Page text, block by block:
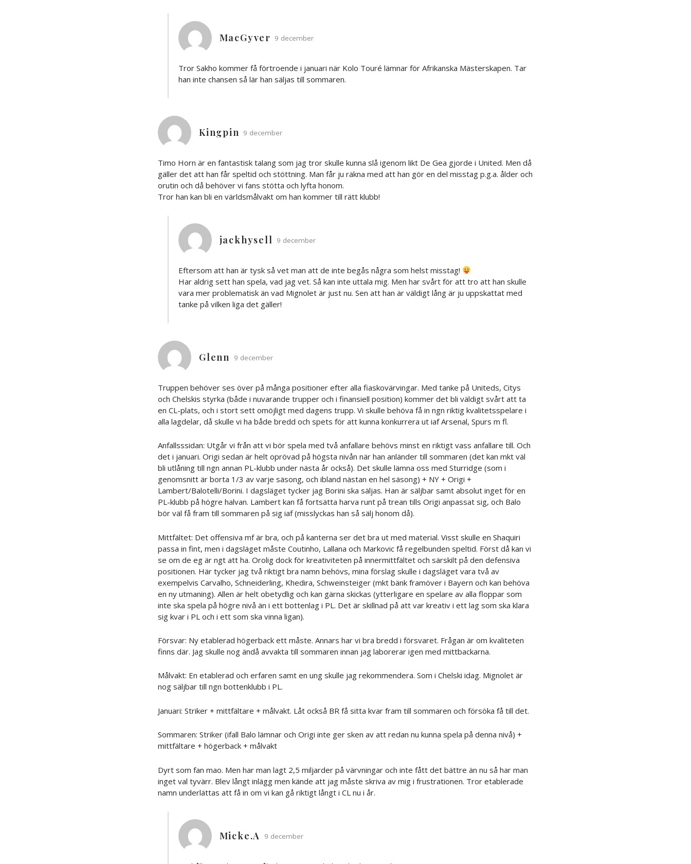
MacGyver 9 december
Tror Sakho kommer få förtroende i januari när Kolo Touré lämnar för Afrikanska Mästerskapen. Tar
han inte chansen så lär han säljas till sommaren.
Kingpin 9 december
Timo Horn är en fantastisk talang som jag tror skulle kunna slå igenom likt De Gea gjorde i United. Men då
gäller det att han får speltid och stöttning. Man får ju räkna med att han gör en del misstag p.g.a. ålder och
orutin och då behöver vi fans stötta och lyfta honom.
Tror han kan bli en världsmålvakt om han kommer till rätt klubb!
jackhysell 9 december
Eftersom att han är tysk så vet man att de inte begås några som helst misstag!
Har aldrig sett han spela, vad jag vet. Så kan inte uttala mig. Men har svårt för att tro att han skulle
vara mer problematisk än vad Mignolet är just nu. Sen att han är väldigt lång är ju uppskattat med
tanke på vilken liga det gäller!
Glenn 9 december
Truppen behöver ses över på många positioner efter alla fiaskovärvingar. Med tanke på Uniteds, Citys
och Chelskis styrka (både i nuvarande trupper och i finansiell position) kommer det bli väldigt svårt att ta
en CL-plats, och i stort sett omöjligt med dagens trupp. Vi skulle behöva få in ngn riktig kvalitetsspelare i
alla lagdelar, då skulle vi ha både bredd och spets för att kunna konkurrera ut iaf Arsenal, Spurs m fl.
Anfallsssidan: Utgår vi från att vi bör spela med två anfallare behövs minst en riktigt vass anfallare till. Och
det i januari. Origi sedan är helt oprövad på högsta nivån när han anländer till sommaren (det kan mkt väl
bli utlåning till ngn annan PL-klubb under nästa år också). Det skulle lämna oss med Sturridge (som i
genomsnitt är borta 1/3 av varje säsong, och ibland nästan en hel säsong) + NY + Origi +
Lambert/Balotelli/Borini. I dagsläget tycker jag Borini ska säljas. Han är säljbar samt absolut inget för en
PL-klubb på högre halvan. Lambert kan få fortsätta harva runt på trean tills Origi anpassat sig, och Balo
bör väl få fram till sommaren på sig iaf (misslyckas han så sälj honom då).
Mittfältet: Det offensiva mf är bra, och på kanterna ser det bra ut med material. Visst skulle en Shaquiri
passa in fint, men i dagsläget måste Coutinho, Lallana och Markovic få regelbunden speltid. Först då kan vi
se om de eg är ngt att ha. Orolig dock för kreativiteten på innermittfältet och särskilt på den defensiva
positionen. Här tycker jag två riktigt bra namn behövs, mina förslag skulle i dagsläget vara två av
exempelvis Carvalho, Schneiderling, Khedira, Schweinsteiger (mkt bänk framöver i Bayern och kan behöva
en ny utmaning). Allen är helt obetydlig och kan gärna skickas (ytterligare en spelare av alla floppar som
inte ska spela på högre nivå än i ett bottenlag i PL. Det är skillnad på att var kreativ i ett lag som ska klara
sig kvar i PL och i ett som ska vinna ligan).
Försvar: Ny etablerad högerback ett måste. Annars har vi bra bredd i försvaret. Frågan är om kvaliteten
finns där. Jag skulle nog ändå avvakta till sommaren innan jag laborerar igen med mittbackarna.
Målvakt: En etablerad och erfaren samt en ung skulle jag rekommendera. Som i Chelski idag. Mignolet är
nog säljbar till ngn bottenklubb i PL.
Januari: Striker + mittfältare + målvakt. Låt också BR få sitta kvar fram till sommaren och försöka få till det.
Sommaren: Striker (ifall Balo lämnar och Origi inte ger sken av att redan nu kunna spela på denna nivå) +
mittfältare + högerback + målvakt
Dyrt som fan mao. Men har man lagt 2,5 miljarder på värvningar och inte fått det bättre än nu så har man
inget val tyvärr. Blev långt inlägg men kände att jag måste skriva av mig i frustrationen. Tror etablerade
namn underlättas att få in om vi kan gå riktigt långt i CL nu i år.
Micke.A 9 december